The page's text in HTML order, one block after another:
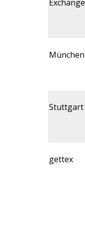
Exchange
München
Stuttgart
gettex